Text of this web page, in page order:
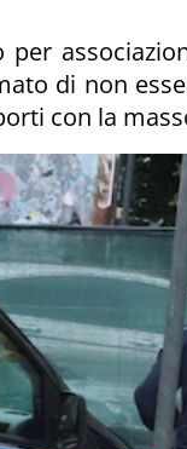
per
di non
con la